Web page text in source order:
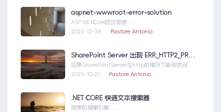
aspnet-wwwroot-error-solution
ASP.NETCore启动报错：
DirectoryNotFoundExceptionwwwroo...aspnet-
2025-12-28 · Pastore Antonio
SharePoint Server 出现 ERR_HTTP2_PROTOCOL_ERROR
如果SharePointServer在http的情况下能够访问，
但是在https下不能访问报错如...SharePointServer
2025-10-21 · Pastore Antonio
.NET CORE 快速文本搜索器
简单的搜索引擎：